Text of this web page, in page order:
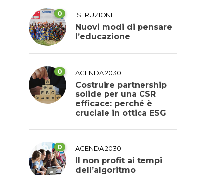
0 ISTRUZIONE
Nuovi modi di pensare
l’educazione
0 AGENDA 2030
Costruire partnership
solide per una CSR
efficace: perché è
cruciale in ottica ESG
0 AGENDA 2030
Il non profit ai tempi
dell’algoritmo